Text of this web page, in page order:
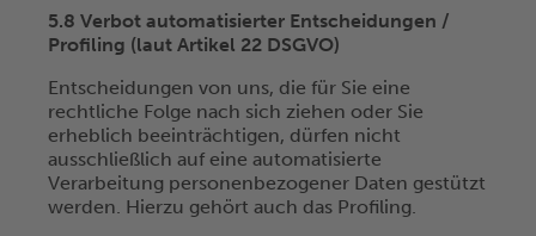
5.8 Verbot automatisierter Entscheidungen /
Profiling (laut Artikel 22 DSGVO)
Entscheidungen von uns, die für Sie eine
rechtliche Folge nach sich ziehen oder Sie
erheblich beeinträchtigen, dürfen nicht
ausschließlich auf eine automatisierte
Verarbeitung personenbezogener Daten gestützt
werden. Hierzu gehört auch das Profiling.